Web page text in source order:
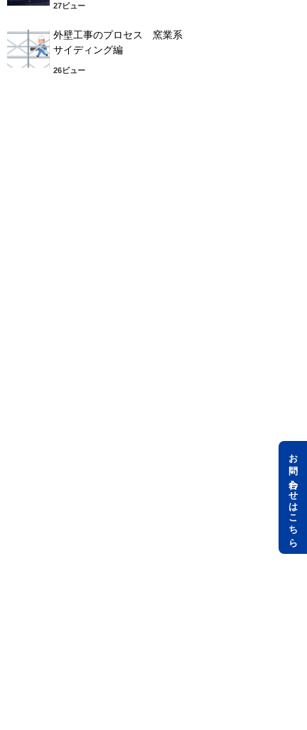
お問い合わせはこちら
27ビュー
外壁工事のプロセス 窯業系
サイディング編
26ビュー